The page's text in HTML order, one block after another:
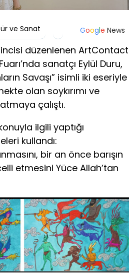
ve Sanat Google News
düzenlenen ArtContact
sanatçı Eylül Duru,
Savaşı” isimli iki eseriyle
olan soykırımı ve
çalıştı.
ilgili yaptığı
kullandı:
bir an önce barışın
etmesini Yüce Allah’tan